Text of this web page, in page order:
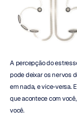
A percepção do
pode deixar os nervos
em nada, e vice-versa.
que acontece com
você.